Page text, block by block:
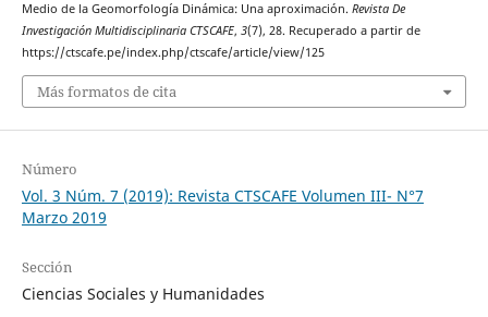
Medio de la Geomorfología Dinámica: Una aproximación. Revista De
Investigación Multidisciplinaria CTSCAFE, 3(7), 28. Recuperado a partir de
https://ctscafe.pe/index.php/ctscafe/article/view/125
Más formatos de cita
Número
Vol. 3 Núm. 7 (2019): Revista CTSCAFE Volumen III- N°7
Marzo 2019
Sección
Ciencias Sociales y Humanidades